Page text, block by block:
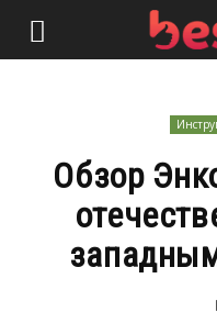
Обзор